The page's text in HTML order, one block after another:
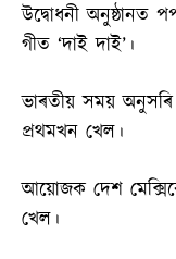
উদ্বোধনী অনুষ্ঠানত
গীত ‘দাই দাই’।
ভাৰতীয় সময়
প্ৰথমখন খেল।
আয়োজক দেশ
খেল।